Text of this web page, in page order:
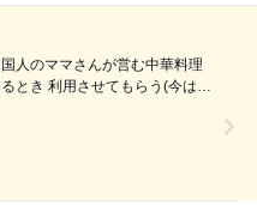
久々の人達との再会の場として